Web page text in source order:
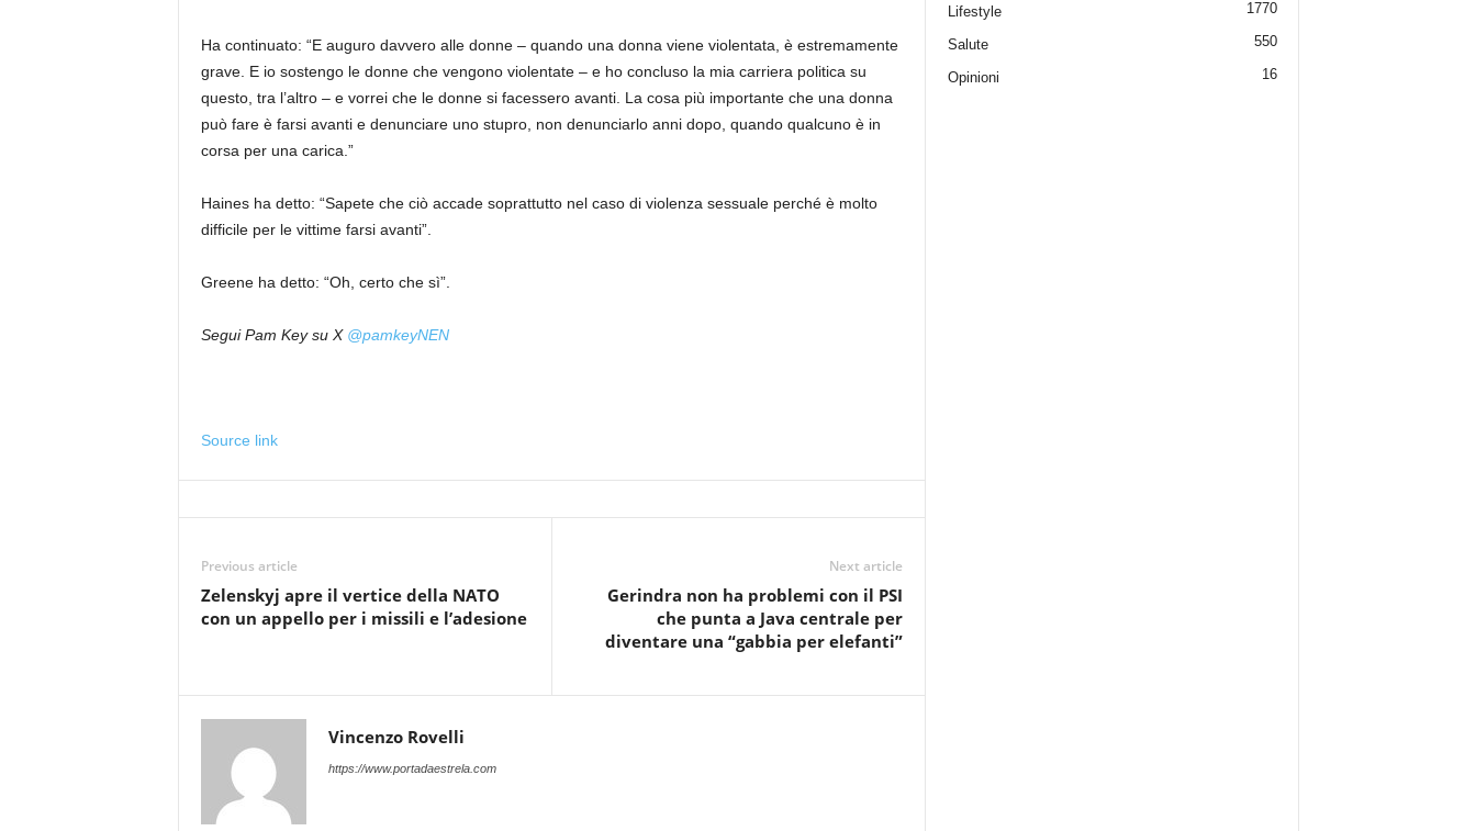
Ha continuato: “E auguro davvero alle donne – quando una donna viene violentata, è estremamente
grave. E io sostengo le donne che vengono violentate – e ho concluso la mia carriera politica su
questo, tra l’altro – e vorrei che le donne si facessero avanti. La cosa più importante che una donna
può fare è farsi avanti e denunciare uno stupro, non denunciarlo anni dopo, quando qualcuno è in
corsa per una carica.”
Haines ha detto: “Sapete che ciò accade soprattutto nel caso di violenza sessuale perché è molto
difficile per le vittime farsi avanti”.
Greene ha detto: “Oh, certo che sì”.
Segui Pam Key su X @pamkeyNEN
Source link
Previous article
Zelenskyj apre il vertice della NATO
con un appello per i missili e l’adesione
Next article
Gerindra non ha problemi con il PSI
che punta a Java centrale per
diventare una “gabbia per elefanti”
Vincenzo Rovelli
https://www.portadaestrela.com
Lifestyle 1770
Salute 550
Opinioni 16